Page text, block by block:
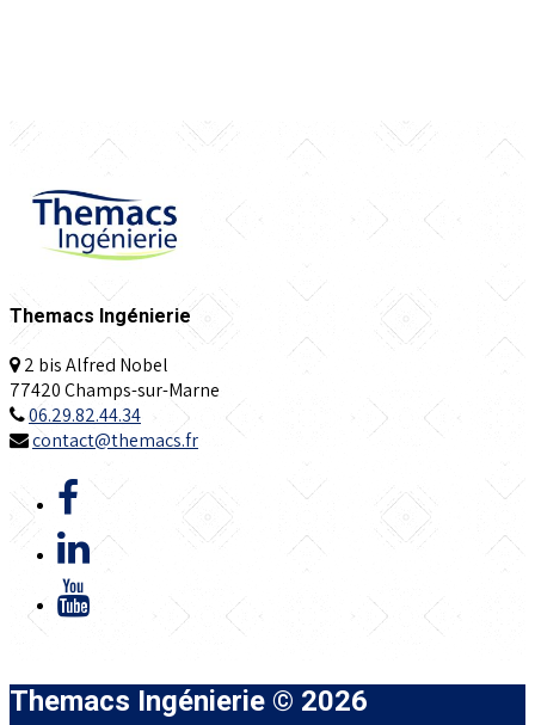
Themacs Ingénierie
2 bis Alfred Nobel
77420 Champs-sur-Marne
06.29.82.44.34
contact@themacs.fr
Themacs Ingénierie © 2026